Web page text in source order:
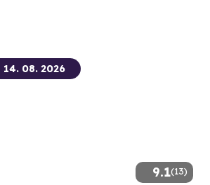
9.1(13)
08. 2026